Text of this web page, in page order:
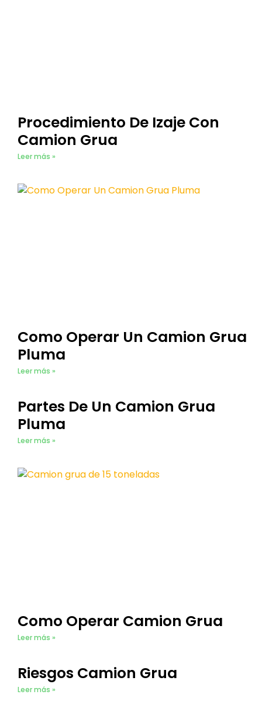
Procedimiento De Izaje Con
Camion Grua
Leer más »
Como Operar Un Camion Grua
Pluma
Leer más »
Partes De Un Camion Grua
Pluma
Leer más »
Como Operar Camion Grua​
Leer más »
Riesgos Camion Grua
Leer más »